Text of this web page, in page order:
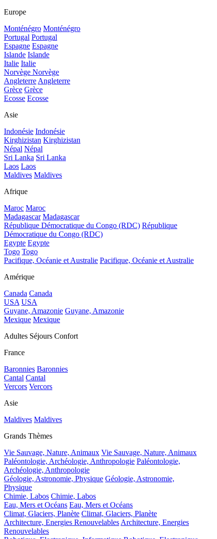
Europe
Monténégro Monténégro
Portugal Portugal
Espagne Espagne
Islande Islande
Italie Italie
Norvège Norvège
Angleterre Angleterre
Grèce Grèce
Ecosse Ecosse
Asie
Indonésie Indonésie
Kirghizistan Kirghizistan
Népal Népal
Sri Lanka Sri Lanka
Laos Laos
Maldives Maldives
Afrique
Maroc Maroc
Madagascar Madagascar
République Démocratique du Congo (RDC) République
Démocratique du Congo (RDC)
Egypte Egypte
Togo Togo
Pacifique, Océanie et Australie Pacifique, Océanie et Australie
Amérique
Canada Canada
USA USA
Guyane, Amazonie Guyane, Amazonie
Mexique Mexique
Adultes Séjours Confort
France
Baronnies Baronnies
Cantal Cantal
Vercors Vercors
Asie
Maldives Maldives
Grands Thèmes
Vie Sauvage, Nature, Animaux Vie Sauvage, Nature, Animaux
Paléontologie, Archéologie, Anthropologie Paléontologie,
Archéologie, Anthropologie
Géologie, Astronomie, Physique Géologie, Astronomie,
Physique
Chimie, Labos Chimie, Labos
Eau, Mers et Océans Eau, Mers et Océans
Climat, Glaciers, Planète Climat, Glaciers, Planète
Architecture, Energies Renouvelables Architecture, Energies
Renouvelables